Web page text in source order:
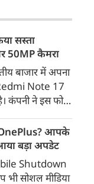
क्षेत्र के
विस्तृत चर्चा की।
समस्याओं का तुरंत
पशु-चिकित्सकों,
या विशेषज्ञों से
यूनिवर्सिटी से
स्कीम (EPS-95)
कर्मचारी
के मूड में हैं।
सस्ता
50MP कैमरा
बाजार में अपना
Note 17
कंपनी ने इस फोन
की बड़ी बैटरी
Snapdragon
किया है। फोन में
दिया गया है।
OnePlus? आपके
बड़ा अपडेट
Shutdown
सोशल मीडिया